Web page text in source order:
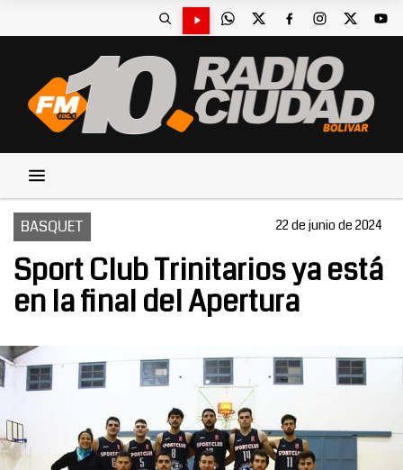
BASQUET 22 de junio de 2024
Sport Club Trinitarios ya está
en la final del Apertura